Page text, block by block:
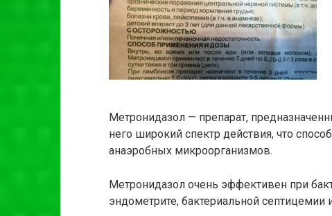
Метронидазол — препарат,
него широкий спектр действия, что
анаэробных микроорганизмов.
Метронидазол очень эффективен при
эндометрите, бактериальной септицемии